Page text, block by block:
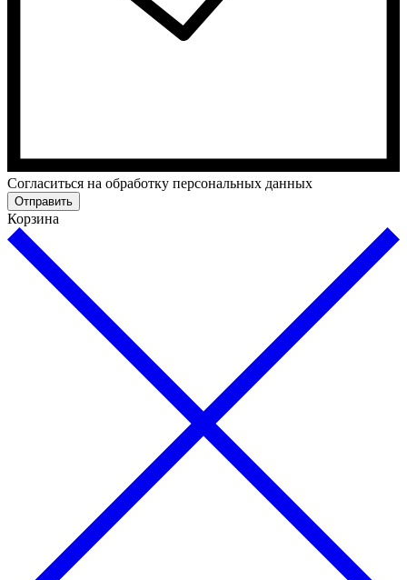
Согласиться на обработку персональных данных
Отправить
Корзина